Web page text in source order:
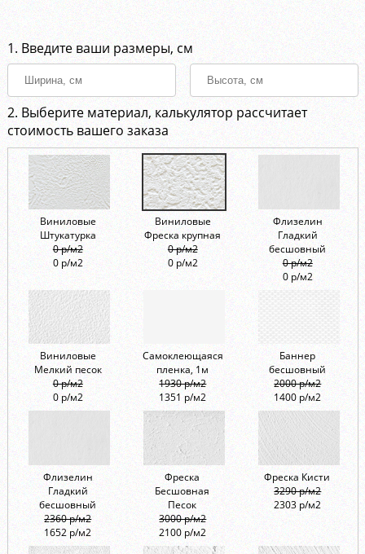
1. Введите ваши размеры, см
2. Выберите материал, калькулятор рассчитает
стоимость вашего заказа
Виниловые
Штукатурка
0 р/м2
0 р/м2
Виниловые
Фреска крупная
0 р/м2
0 р/м2
Флизелин
Гладкий
бесшовный
0 р/м2
0 р/м2
Виниловые
Мелкий песок
0 р/м2
0 р/м2
Самоклеющаяся
пленка, 1м
1930 р/м2
1351 р/м2
Баннер
бесшовный
2000 р/м2
1400 р/м2
Флизелин
Гладкий
бесшовный
2360 р/м2
1652 р/м2
Фреска
Бесшовная
Песок
3000 р/м2
2100 р/м2
Фреска Кисти
3290 р/м2
2303 р/м2